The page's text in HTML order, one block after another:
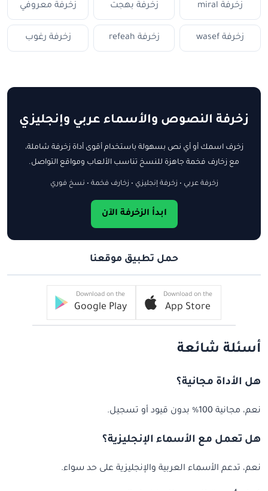
زخرفة miral زخرفة بهجت زخرفة معروفي
زخرفة wasef زخرفة refeah زخرفة رغوب
زخرفة النصوص والأسماء عربي وإنجليزي
زخرف اسمك أو أي نص بسهولة باستخدام أقوى أداة زخرفة شاملة،
مع زخارف فخمة جاهزة للنسخ تناسب الألعاب ومواقع التواصل.
زخرفة عربي • زخرفة إنجليزي • زخارف فخمة • نسخ فوري
ابدأ الزخرفة الآن
حمل تطبيق موقعنا
Download on the
App Store
Download on the
Google Play
أسئلة شائعة
هل الأداة مجانية؟
نعم، مجانية 100% بدون قيود أو تسجيل.
هل تعمل مع الأسماء الإنجليزية؟
نعم، تدعم الأسماء العربية والإنجليزية على حد سواء.